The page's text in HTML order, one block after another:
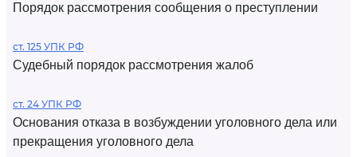
Порядок рассмотрения сообщения о преступлении
ст. 125 УПК РФ
Судебный порядок рассмотрения жалоб
ст. 24 УПК РФ
Основания отказа в возбуждении уголовного дела или
прекращения уголовного дела